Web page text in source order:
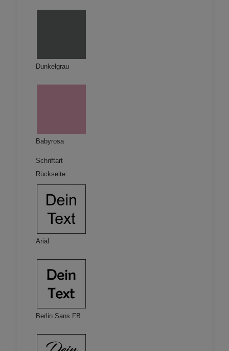
Dunkelgrau
Babyrosa
Schriftart
Rückseite
Arial
Berlin Sans FB